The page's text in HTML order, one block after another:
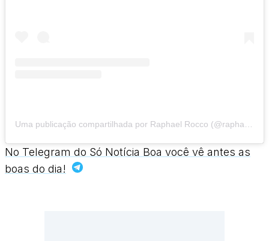
No Telegram do Só Notícia Boa você vê antes as
boas do dia!